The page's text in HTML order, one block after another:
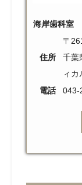
海岸歯科室
住所
〒
千葉
ィ
電話
043-